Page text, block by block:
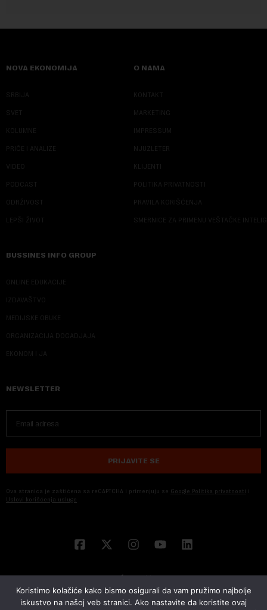
NOVA EKONOMIJA
SRBIJA
SVET
KOLUMNE
PRIČE I ANALIZE
VIDEO
PODCAST
ODRŽIVOST
LEPŠI ŽIVOT
O NAMA
KONTAKT
MARKETING
IMPRESSUM
NJUZLETER
KLIJENTI
POLITIKA PRIVATNOSTI
PRAVILA KORIŠĆENJA
SMERNICE ZA PRIMENU VEŠTAČKE
BUSSINES INFO GROUP
ONLINE EDUKACIJE
IZDAVAŠTVO
MEDIJSKE OBUKE
ORGANIZACIJA DOGADJAJA
EKONOM I JA
NEWSLETTER
PRIJAVITE SE
Ova stranica je zaštićena sa reCAPTCHA i primenjuju se Google Politika privatnosti i
Uslovi korišćenja usluge
Koristimo kolačiće kako bismo osigurali da vam pružimo najbolje
iskustvo na našoj veb stranici. Ako nastavite da koristite ovaj